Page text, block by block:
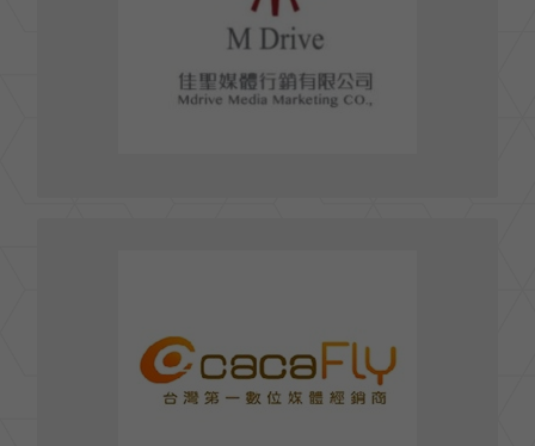
FAX : 02- 2502-2256
E-mail : contact@mediadrive.com.tw
106 台北市大安區基隆路二段172-1號13樓
TEL : 02- 66315631
FAX : 02- 66315698